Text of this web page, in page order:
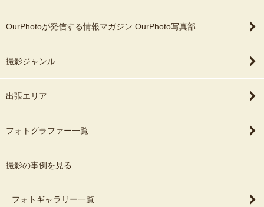
OurPhotoが発信する情報マガジン OurPhoto写真部
撮影ジャンル
出張エリア
フォトグラファー一覧
撮影の事例を見る
フォトギャラリー一覧